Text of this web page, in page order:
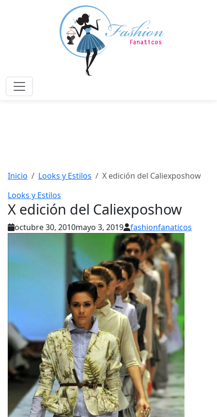
Menú
Inicio Looks y Estilos
X edición del Caliexposhow
Looks y Estilos
X edición del Caliexposhow
octubre 30, 2010mayo 3, 2019 fashionfanaticos